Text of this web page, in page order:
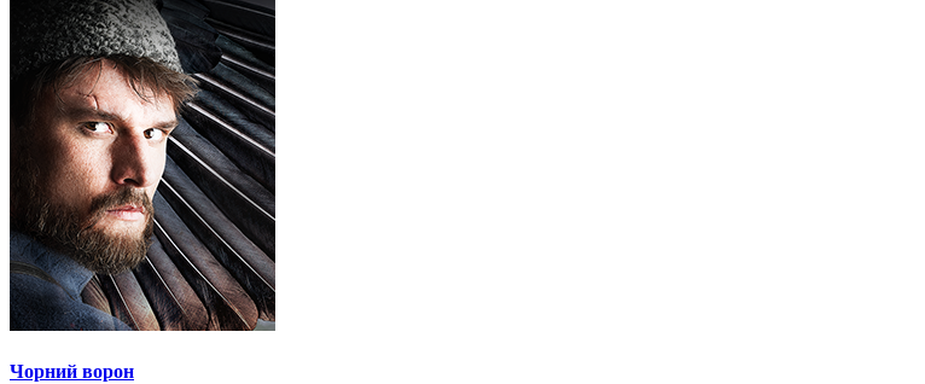
Чорний ворон